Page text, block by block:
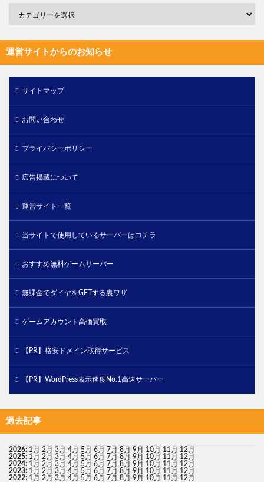
運営サイトからのお知らせ
サイトマップ
お問い合わせ
プライバシーポリシー
広告掲載について
運営サイト一覧
当サイトで使用しているサーバーはコチラ
おすすめ無料ゲームサーバー
無課金でダイヤをGETする裏ワザ
ゲームアカウント高価買取
【PR】格安ドメイン取得サービス
【PR】WordPress表示速度No.1高速サーバー
過去記事
2026: 1月 2月 3月 4月 5月 6月 7月 8月 9月 10月 11月 12月
2025: 1月 2月 3月 4月 5月 6月 7月 8月 9月 10月 11月 12月
2024: 1月 2月 3月 4月 5月 6月 7月 8月 9月 10月 11月 12月
2023: 1月 2月 3月 4月 5月 6月 7月 8月 9月 10月 11月 12月
2022: 1月 2月 3月 4月 5月 6月 7月 8月 9月 10月 11月 12月